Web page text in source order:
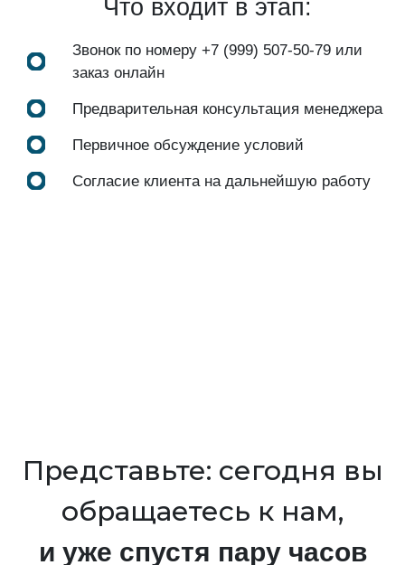
Что входит в этап:
Звонок по номеру +7 (999) 507-50-79 или
заказ онлайн
Предварительная консультация менеджера
Первичное обсуждение условий
Согласие клиента на дальнейшую работу
Представьте: сегодня вы
обращаетесь к нам,
и уже спустя пару часов